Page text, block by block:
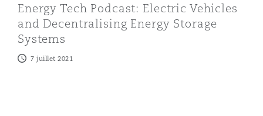
Energy Tech Podcast: Electric Vehicles
and Decentralising Energy Storage
Systems
7 juillet 2021